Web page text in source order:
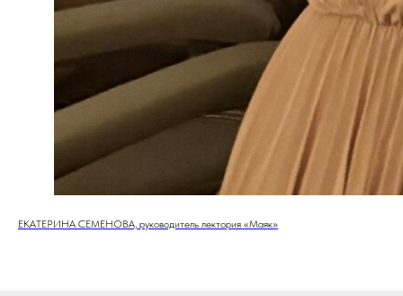
ЕКАТЕРИНА СЕМЕНОВА, руководитель лектория «Маяк»